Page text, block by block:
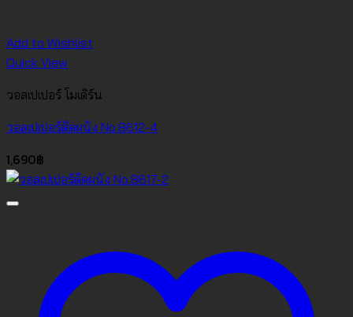
Add to Wishlist
Quick View
วอลเปเปอร์ โมเดิร์น
วอลเปเปอร์ติดผนัง No.8612-4
1,690฿